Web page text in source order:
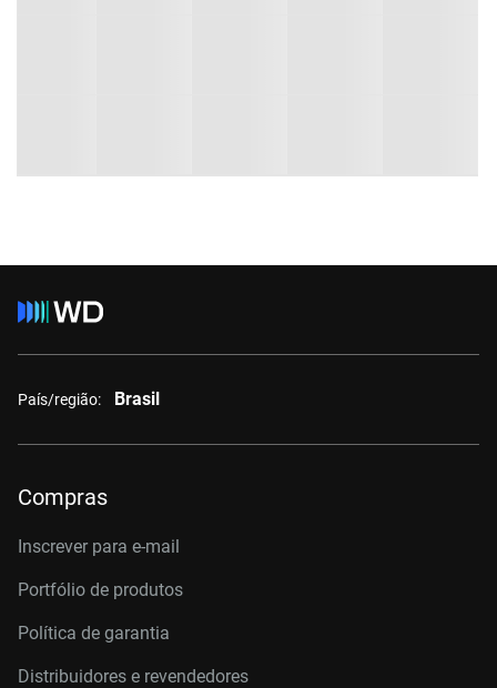
País/região: Brasil
Compras
Inscrever para e-mail
Portfólio de produtos
Política de garantia
Distribuidores e revendedores